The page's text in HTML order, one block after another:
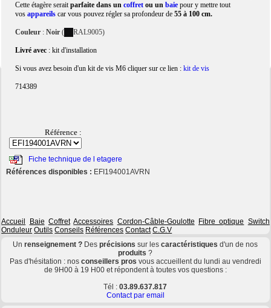
Cette étagère seraitparfaite dans uncoffret ou unbaie pour y mettre tout
vosappareils car vous pouvez régler sa profondeur de 55 à 100 cm.
Couleur :Noir ( RAL9005)
Livré avec : kit d'installation
Si vous avez besoin d'un kit de vis M6 cliquer sur ce lien :kit de vis
714389
Référence :
Fiche technique de l etagere
Références disponibles : EFI194001AVRN
Accueil Baie Coffret Accessoires Cordon-Câble-Goulotte Fibre optique Switch
Onduleur Outils Conseils Références Contact C.G.V
Unrenseignement ? Desprécisionssur lescaractéristiquesd'un de nos
produits?
Pas d'hésitation : nos conseillers pros vous accueillent du lundi au vendredi
de 9H00 à 19 H00 et répondent à toutes vos questions :
Tél :03.89.637.817
Contact par email